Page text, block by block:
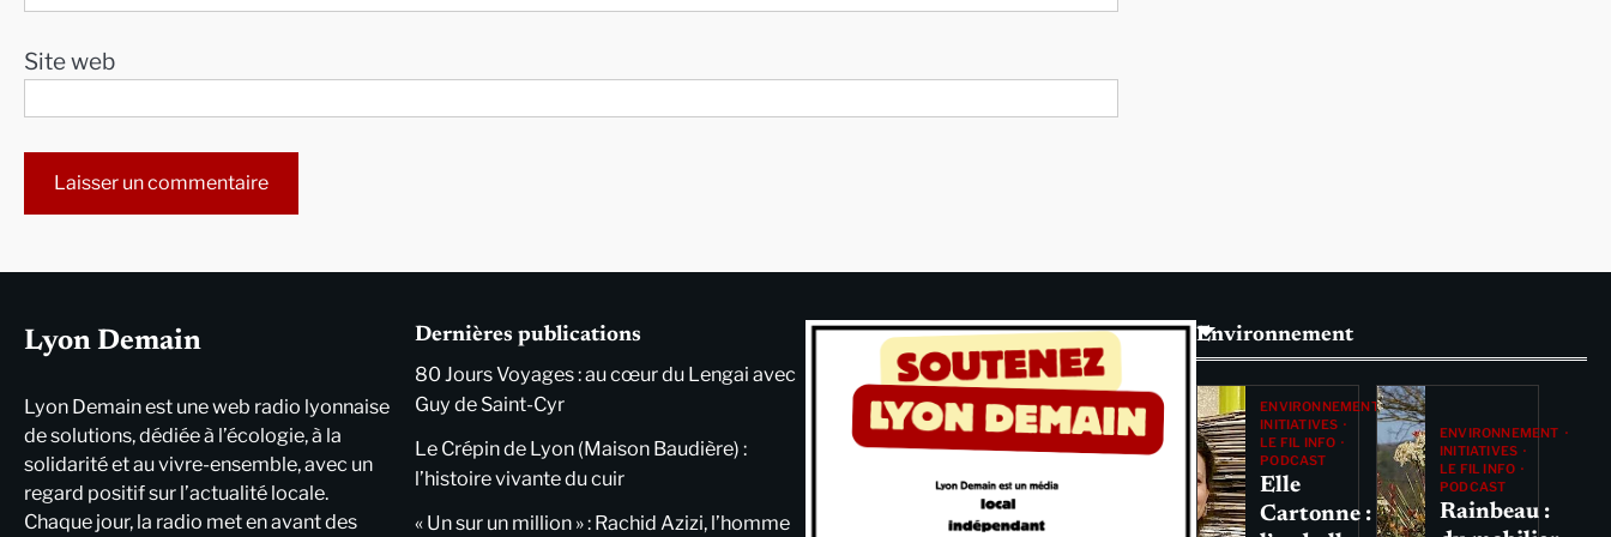
Site web
Lyon Demain
Lyon Demain est une web radio lyonnaise
de solutions, dédiée à l’écologie, à la
solidarité et au vivre-ensemble, avec un
regard positif sur l’actualité locale.
Chaque jour, la radio met en avant des
Dernières publications
80 Jours Voyages : au cœur du Lengai avec
Guy de Saint-Cyr
Le Crépin de Lyon (Maison Baudière) :
l’histoire vivante du cuir
« Un sur un million » : Rachid Azizi, l’homme
Environnement
ENVIRONNEMENT
INITIATIVES
LE FIL INFO
PODCAST
Elle
Cartonne :
ENVIRONNEMENT
INITIATIVES
LE FIL INFO
PODCAST
Rainbeau :